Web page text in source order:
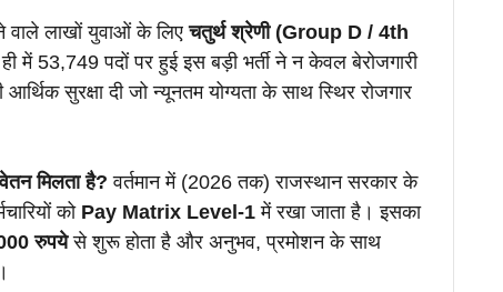
वाले लाखों युवाओं के लिएचतुर्थ श्रेणी (Group D / 4th
में 53,749 पदों पर हुई इस बड़ी भर्ती ने न केवल बेरोजगारी
सुरक्षा दी जो न्यूनतम योग्यता के साथ स्थिर रोजगार
मिलता है? वर्तमान में (2026 तक) राजस्थान सरकार के
को Pay Matrix Level-1में रखा जाता है। इसका
रुपयेसे शुरू होता है और अनुभव, प्रमोशन के साथ